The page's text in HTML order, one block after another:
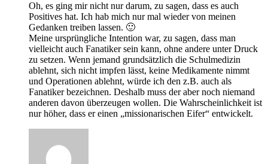
Oh, es ging mir nicht nur darum, zu sagen, dass es auch
Positives hat. Ich hab mich nur mal wieder von meinen
Gedanken treiben lassen. 🙂
Meine ursprüngliche Intention war, zu sagen, dass man
vielleicht auch Fanatiker sein kann, ohne andere unter Druck
zu setzen. Wenn jemand grundsätzlich die Schulmedizin
ablehnt, sich nicht impfen lässt, keine Medikamente nimmt
und Operationen ablehnt, würde ich den z.B. auch als
Fanatiker bezeichnen. Deshalb muss der aber noch niemand
anderen davon überzeugen wollen. Die Wahrscheinlichkeit ist
nur höher, dass er einen „missionarischen Eifer“ entwickelt.